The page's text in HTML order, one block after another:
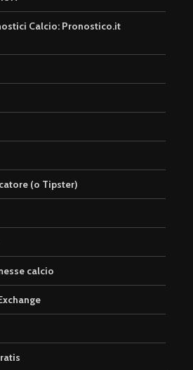
Calcio: Pronostico.it
(o Tipster)
calcio